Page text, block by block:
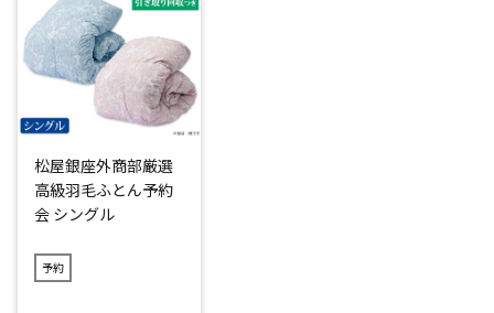
「ポーランド産」「ホワイトマザーグース」「6つ星プレミア
ムゴールドラベル(*1)」の羽毛掛けふとんを特別価格で買え
るのはシーズンオフの今だけ！
原毛をポーランドから直接買い付け、さらに羽毛専門工場の
閑散期に生産することで作業を大幅にカット、お買い得な価
格を実現しました。
スペシャルな予約会なので、松屋銀座の店頭では購入できま
せん。
とんを「引き取り回収」するサービスもあり、お金をかけて
松屋銀座外商部厳選
高級羽毛ふとん予約
会 シングル
予約